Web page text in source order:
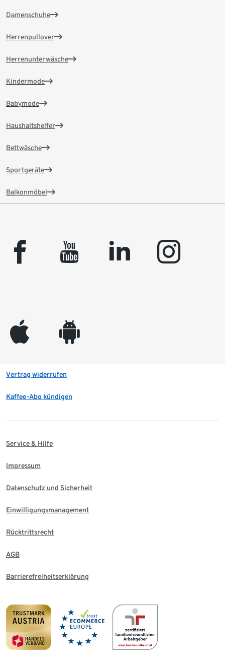
Damenschuhe
Herrenpullover
Herrenunterwäsche
Kindermode
Babymode
Haushaltshelfer
Bettwäsche
Sportgeräte
Balkonmöbel
facebook youtube linkedin instagram
appleinc android
Vertrag widerrufen
Kaffee-Abo kündigen
Service & Hilfe
Impressum
Datenschutz und Sicherheit
Einwilligungsmanagement
Rücktrittsrecht
AGB
Barrierefreiheitserklärung